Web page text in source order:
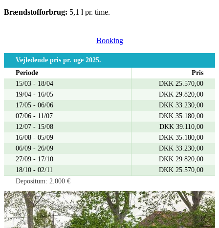
Brændstofforbrug: 5,1 l pr. time.
Booking
Vejledende pris pr. uge 2025.
Periode
Pris
15/03 - 18/04
DKK 25.570,00
19/04 - 16/05
DKK 29.820,00
17/05 - 06/06
DKK 33.230,00
07/06 - 11/07
DKK 35.180,00
12/07 - 15/08
DKK 39.110,00
16/08 - 05/09
DKK 35.180,00
06/09 - 26/09
DKK 33.230,00
27/09 - 17/10
DKK 29.820,00
18/10 - 02/11
DKK 25.570,00
Depositum: 2.000 €